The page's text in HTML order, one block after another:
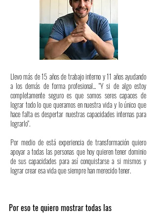
Llevo más de 15 años de trabajo interno y 11 años ayudando
a los demás de forma profesional... "Y si de algo estoy
completamente seguro es que somos seres capaces de
lograr todo lo que queramos en nuestra vida y lo único que
hace falta es despertar nuestras capacidades internas para
lograrlo".
Por medio de está experiencia de transformación quiero
apoyar a todas las personas que hoy quieren tener dominio
de sus capacidades para así conquistarse a si mismos y
lograr crear esa vida que siempre han merecido tener.
Por eso te quiero mostrar todas las